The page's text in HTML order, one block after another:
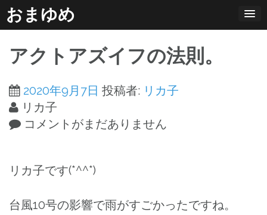
コ
ン
へ
ス
キ
おまゆめ
アクトアズイフの法則。
2020年9月7日 投稿者: リカ子
リカ子
コメントがまだありません
リカ子です(*^^*)
台風10号の影響で雨がすごかったですね。